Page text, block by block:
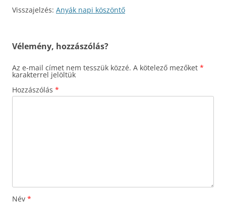
Visszajelzés: Anyák napi köszöntő
Vélemény, hozzászólás?
Az e-mail címet nem tesszük közzé. A kötelező mezőket *
karakterrel jelöltük
Hozzászólás *
Név *